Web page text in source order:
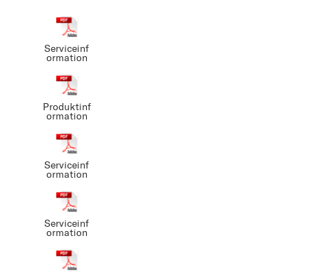
Serviceinf
ormation
Produktinf
ormation
Serviceinf
ormation
Serviceinf
ormation